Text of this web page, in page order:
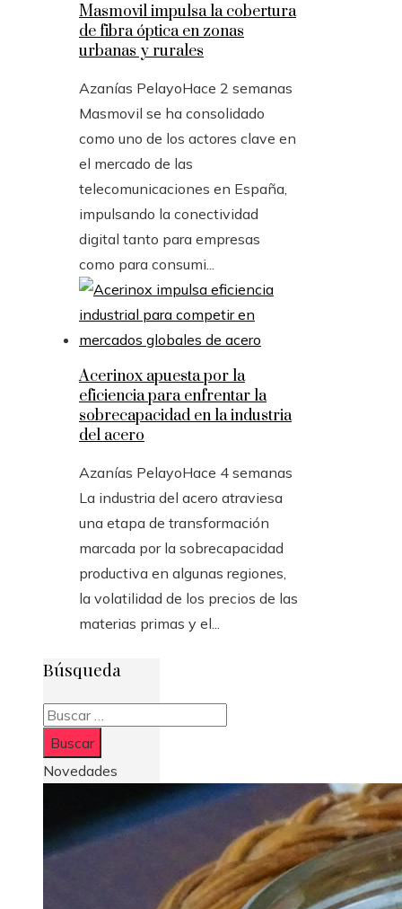
Masmovil impulsa la cobertura
de fibra óptica en zonas
urbanas y rurales
Azanías PelayoHace 2 semanas
Masmovil se ha consolidado
como uno de los actores clave en
el mercado de las
telecomunicaciones en España,
impulsando la conectividad
digital tanto para empresas
como para consumi...
Acerinox apuesta por la
eficiencia para enfrentar la
sobrecapacidad en la industria
del acero
Azanías PelayoHace 4 semanas
La industria del acero atraviesa
una etapa de transformación
marcada por la sobrecapacidad
productiva en algunas regiones,
la volatilidad de los precios de las
materias primas y el...
Búsqueda
Buscar:
Novedades